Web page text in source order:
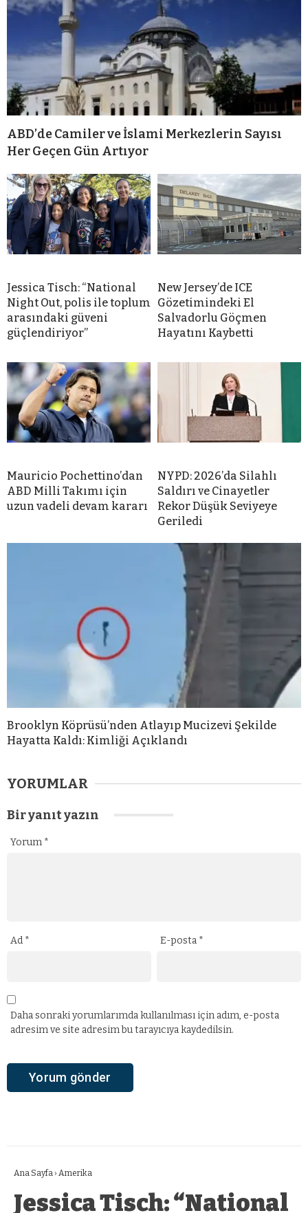
ABD’de Camiler ve İslami Merkezlerin Sayısı
Her Geçen Gün Artıyor
Jessica Tisch: “National
Night Out, polis ile toplum
arasındaki güveni
güçlendiriyor”
New Jersey’de ICE
Gözetimindeki El
Salvadorlu Göçmen
Hayatını Kaybetti
Mauricio Pochettino’dan
ABD Milli Takımı için
uzun vadeli devam kararı
NYPD: 2026’da Silahlı
Saldırı ve Cinayetler
Rekor Düşük Seviyeye
Geriledi
Brooklyn Köprüsü’nden Atlayıp Mucizevi Şekilde
Hayatta Kaldı: Kimliği Açıklandı
YORUMLAR
Bir yanıt yazın
Yorum *
Ad * E-posta *
Daha sonraki yorumlarımda kullanılması için adım, e-posta
adresim ve site adresim bu tarayıcıya kaydedilsin.
Ana Sayfa › Amerika
Jessica Tisch: “National